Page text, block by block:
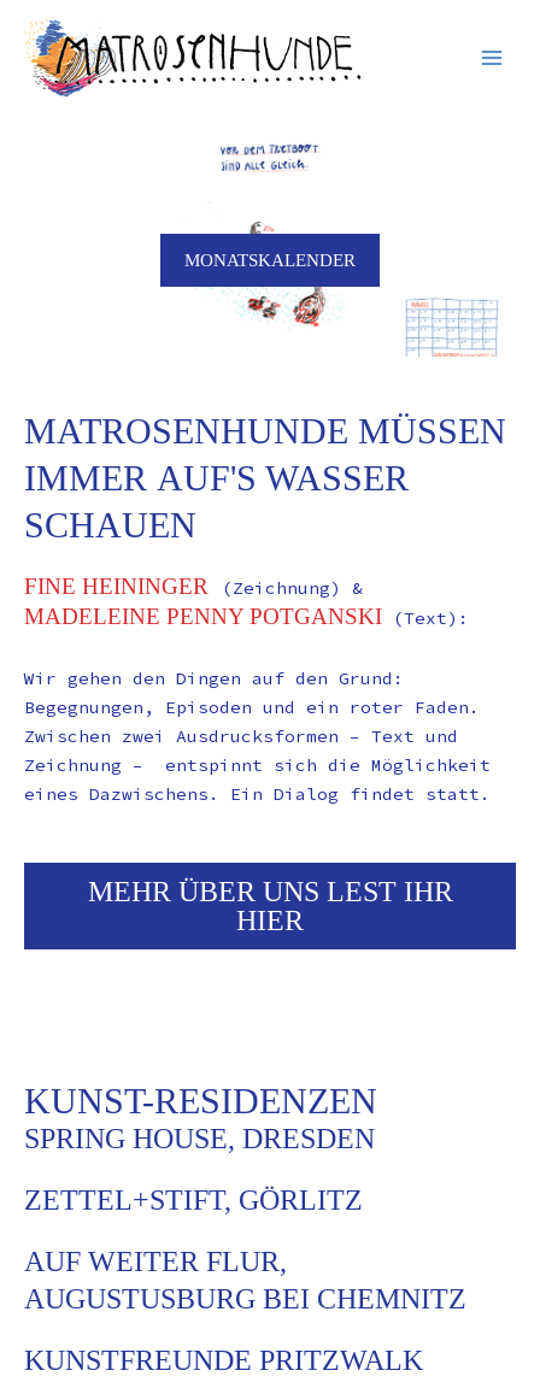
springen
Inhalt
springen
MONATSKALENDER
FINE ART PRINT MIT GLITZER
ÜBER UNS
ERWEITERTE NEUAUFLAGE
MATROSENHUNDE MÜSSEN
IMMER AUF'S WASSER
SCHAUEN
FINE HEININGER (Zeichnung) &
MADELEINE PENNY POTGANSKI (Text):
Wir gehen den Dingen auf den Grund:
Begegnungen, Episoden und ein roter Faden.
Zwischen zwei Ausdrucksformen – Text und
Zeichnung – entspinnt sich die Möglichkeit
eines Dazwischens. Ein Dialog findet statt.
MEHR ÜBER UNS LEST IHR
HIER
KUNST-RESIDENZEN
SPRING HOUSE, DRESDEN
ZETTEL+STIFT, GÖRLITZ
AUF WEITER FLUR,
AUGUSTUSBURG BEI CHEMNITZ
KUNSTFREUNDE PRITZWALK